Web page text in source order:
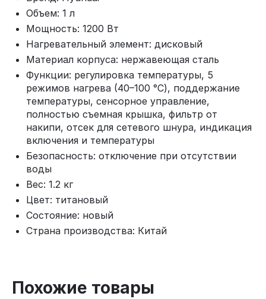
Объем: 1 л
Мощность: 1200 Вт
Нагревательный элемент: дисковый
Материал корпуса: нержавеющая сталь
Функции: регулировка температуры, 5
режимов нагрева (40–100 °C), поддержание
температуры, сенсорное управление,
полностью съемная крышка, фильтр от
накипи, отсек для сетевого шнура, индикация
включения и температуры
Безопасность: отключение при отсутствии
воды
Вес: 1.2 кг
Цвет: титановый
Состояние: новый
Страна производства: Китай
Похожие товары